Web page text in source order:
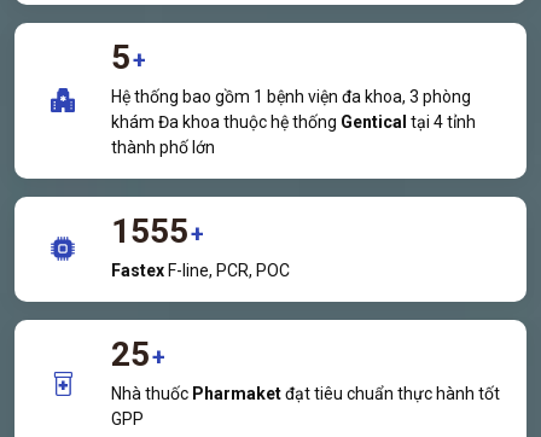
5+
Hệ thống bao gồm 1 bệnh viện đa khoa, 3 phòng
khám Đa khoa thuộc hệ thống Gentical tại 4 tỉnh
thành phố lớn
1555+
Fastex F-line, PCR, POC
25+
Nhà thuốc Pharmaketđạt tiêu chuẩn thực hành tốt
GPP